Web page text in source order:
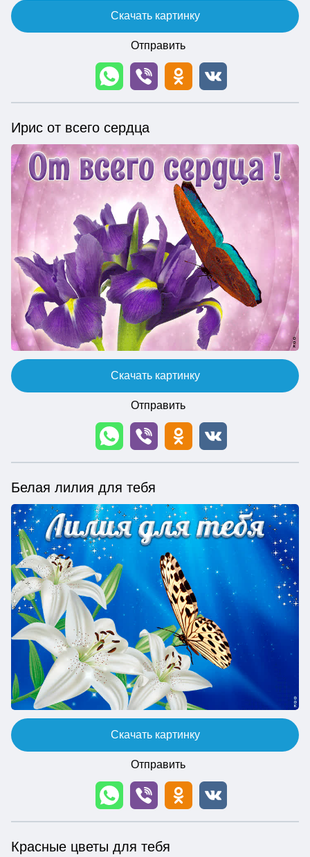
Скачать картинку
Отправить
Ирис от всего сердца
Скачать картинку
Отправить
Белая лилия для тебя
Скачать картинку
Отправить
Красные цветы для тебя